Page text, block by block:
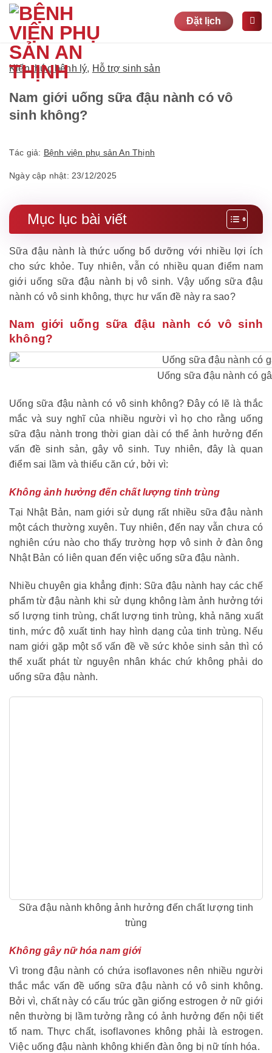
Bỏ
nội
dung
Đặt lịch
Kiến thức bệnh lý, Hỗ trợ sinh sản
Nam giới uống sữa đậu nành có vô
sinh không?
Tác giả: Bệnh viện phụ sản An Thịnh
Ngày cập nhật: 23/12/2025
Mục lục bài viết
Sữa đậu nành là thức uống bổ dưỡng với nhiều lợi ích
cho sức khỏe. Tuy nhiên, vẫn có nhiều quan điểm nam
giới uống sữa đậu nành bị vô sinh. Vậy uống sữa đậu
nành có vô sinh không, thực hư vấn đề này ra sao?
Nam giới uống sữa đậu nành có vô sinh
không?
Uống sữa đậu nành có
Uống sữa đậu nành có vô sinh không? Đây có lẽ là thắc
mắc và suy nghĩ của nhiều người vì họ cho rằng uống
sữa đậu nành trong thời gian dài có thể ảnh hưởng đến
vấn đề sinh sản, gây vô sinh. Tuy nhiên, đây là quan
điểm sai lầm và thiếu căn cứ, bởi vì:
Không ảnh hưởng đến chất lượng tinh trùng
Tại Nhật Bản, nam giới sử dụng rất nhiều sữa đậu nành
một cách thường xuyên. Tuy nhiên, đến nay vẫn chưa có
nghiên cứu nào cho thấy trường hợp vô sinh ở đàn ông
Nhật Bản có liên quan đến việc uống sữa đậu nành.
Nhiều chuyên gia khẳng định: Sữa đậu nành hay các chế
phẩm từ đậu nành khi sử dụng không làm ảnh hưởng tới
số lượng tinh trùng, chất lượng tinh trùng, khả năng xuất
tinh, mức độ xuất tinh hay hình dạng của tinh trùng. Nếu
nam giới gặp một số vấn đề về sức khỏe sinh sản thì có
thể xuất phát từ nguyên nhân khác chứ không phải do
uống sữa đậu nành.
Sữa đậu nành không ảnh hưởng đến chất lượng tinh
trùng
Không gây nữ hóa nam giới
Vì trong đậu nành có chứa isoflavones nên nhiều người
thắc mắc vấn đề uống sữa đậu nành có vô sinh không.
Bởi vì, chất này có cấu trúc gần giống estrogen ở nữ giới
nên thường bị lầm tưởng rằng có ảnh hưởng đến nội tiết
tố nam. Thực chất, isoflavones không phải là estrogen.
Việc uống đậu nành không khiến đàn ông bị nữ tính hóa.